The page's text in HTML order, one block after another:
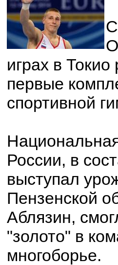
играх в
первые
спортивной
России, в
выступал
Пензенской
Аблязин,
"золото" в
многоборье.